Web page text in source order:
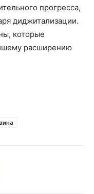
прогресса,
диджитализации.
которые
расширению